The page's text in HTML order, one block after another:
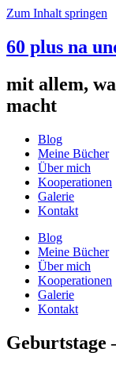
Zum Inhalt springen
60 plus na
mit allem,
macht
Blog
Meine Bücher
Über mich
Kooperationen
Galerie
Kontakt
Blog
Meine Bücher
Über mich
Kooperationen
Galerie
Kontakt
Geburtstage